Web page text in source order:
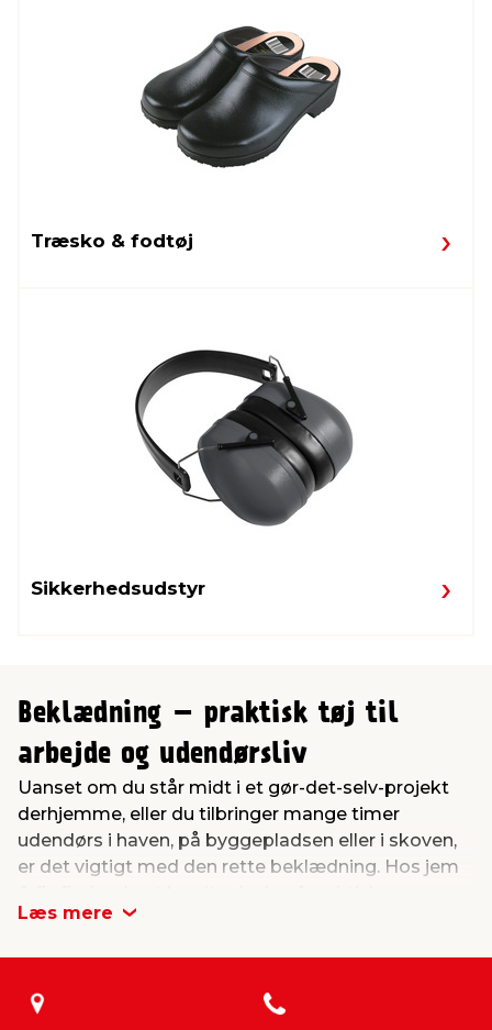
Træsko & fodtøj
Sikkerhedsudstyr
Beklædning – praktisk tøj til
arbejde og udendørsliv
Uanset om du står midt i et gør-det-selv-projekt
derhjemme, eller du tilbringer mange timer
udendørs i haven, på byggepladsen eller i skoven,
er det vigtigt med den rette beklædning. Hos jem
beklædning til både arbejde og fritid.
Det rigtige arbejdstøj beskytter ikke bare mod
Læs mere